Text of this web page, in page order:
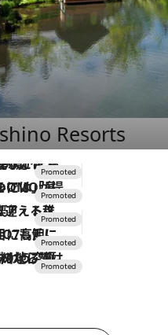
Resorts
兼ねなくホテルで！」
で満喫！